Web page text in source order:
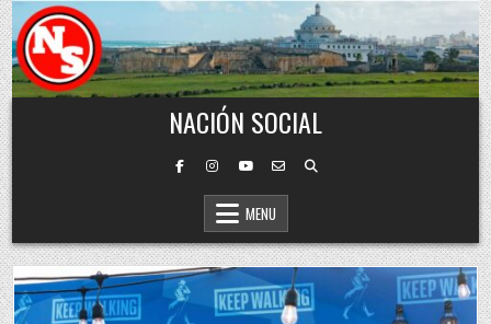
Skip to content
NACIÓN SOCIAL
MENU